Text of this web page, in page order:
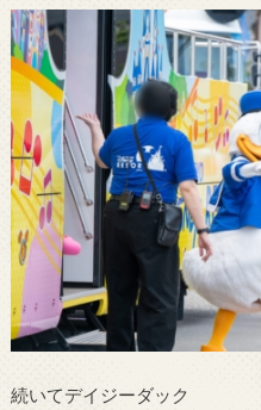
続いてデイジーダック